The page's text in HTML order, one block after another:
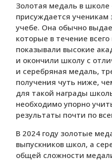
Золотая медаль в
присуждается
учебе. Она обычно
которые в течение
показывали высокие
и окончили школу с
и серебряная медаль,
получения чуть ниже,
для такой награды
необходимо упорно
результаты почти по
В 2024 году золотые
выпускников школ, а
общей сложности